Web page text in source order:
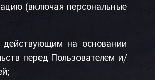
(включая персональные
на основании
перед Пользователем и/